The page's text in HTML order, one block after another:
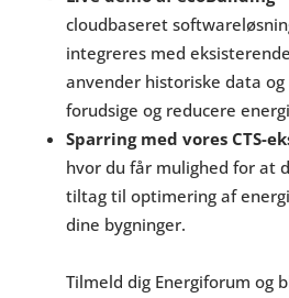
cloudbaseret
integreres med
anvender historiske data
forudsige og reducere
Sparring med vores CTS-
hvor du får mulighed for at
tiltag til optimering af
dine bygninger.
Tilmeld dig Energiforum og